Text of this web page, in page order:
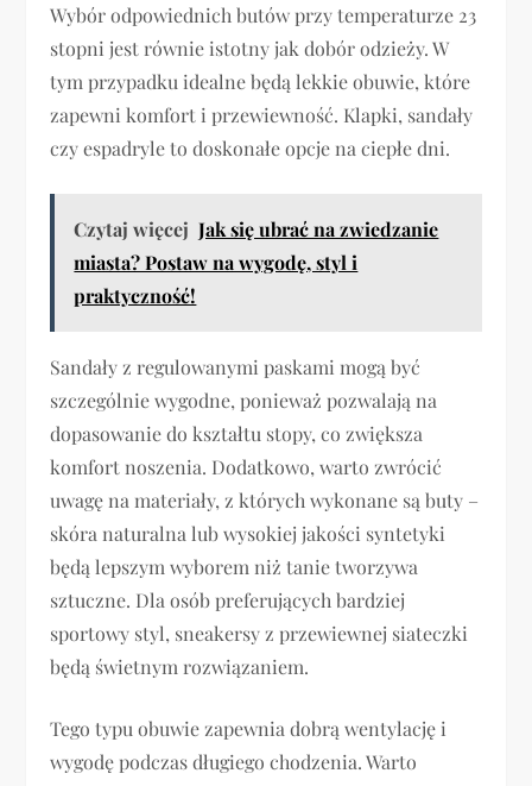
Wybór odpowiednich butów przy temperaturze 23
stopni jest równie istotny jak dobór odzieży. W
tym przypadku idealne będą lekkie obuwie, które
zapewni komfort i przewiewność. Klapki, sandały
czy espadryle to doskonałe opcje na ciepłe dni.
Czytaj więcej Jak się ubrać na zwiedzanie
miasta? Postaw na wygodę, styl i
praktyczność!
Sandały z regulowanymi paskami mogą być
szczególnie wygodne, ponieważ pozwalają na
dopasowanie do kształtu stopy, co zwiększa
komfort noszenia. Dodatkowo, warto zwrócić
uwagę na materiały, z których wykonane są buty –
skóra naturalna lub wysokiej jakości syntetyki
będą lepszym wyborem niż tanie tworzywa
sztuczne. Dla osób preferujących bardziej
sportowy styl, sneakersy z przewiewnej siateczki
będą świetnym rozwiązaniem.
Tego typu obuwie zapewnia dobrą wentylację i
wygodę podczas długiego chodzenia. Warto